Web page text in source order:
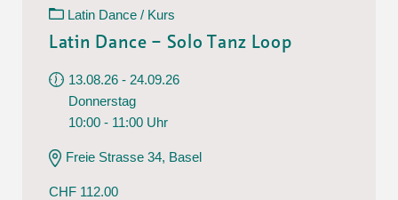
Latin Dance / Kurs
Latin Dance – Solo Tanz Loop
13.08.26 - 24.09.26
Donnerstag
10:00 - 11:00 Uhr
Freie Strasse 34, Basel
CHF 112.00